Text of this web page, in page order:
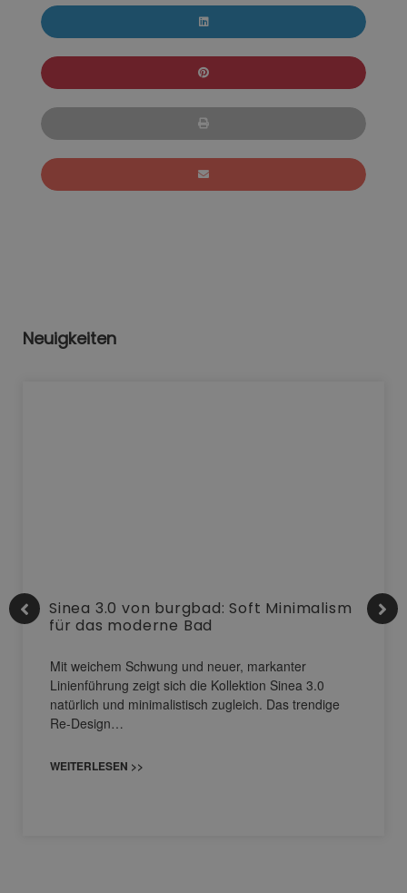
Neuigkeiten
Sinea 3.0 von burgbad: Soft Minimalism
für das moderne Bad
Mit weichem Schwung und neuer, markanter
Linienführung zeigt sich die Kollektion Sinea 3.0
natürlich und minimalistisch zugleich. Das trendige
Re-Design…
WEITERLESEN >>